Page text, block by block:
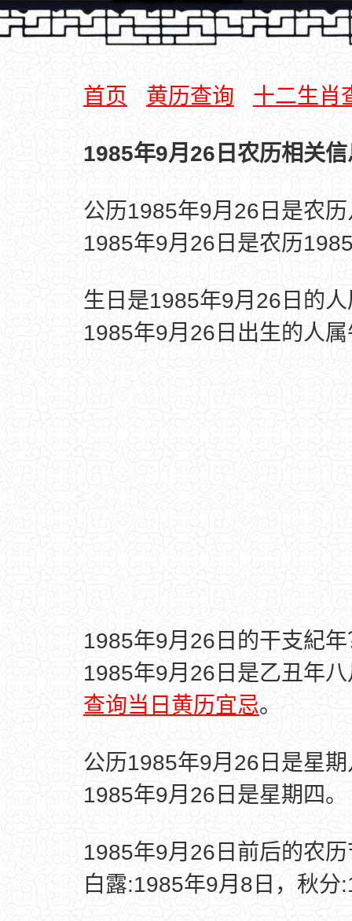
首页 黄历查询 十二生肖
1985年9月26日农历相关
公历1985年9月26日是农
1985年9月26日是农历
生日是1985年9月26日的
1985年9月26日出生的人
1985年9月26日的干支紀年
1985年9月26日是乙丑年
查询当日黄历宜忌。
公历1985年9月26日是星
1985年9月26日是星期四。
1985年9月26日前后的农
白露:1985年9月8日，秋分